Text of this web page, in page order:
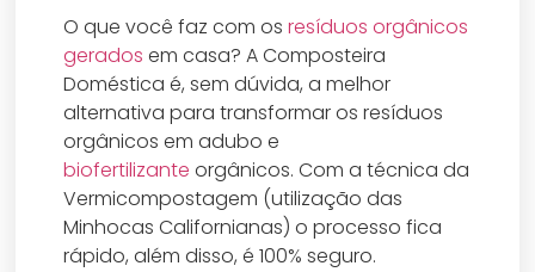
O que você faz com osresíduos orgânicos
geradosem casa? A Composteira
Doméstica é, sem dúvida, a melhor
alternativa para transformar os resíduos
orgânicos em adubo e
biofertilizante orgânicos. Com a técnica da
Vermicompostagem (utilização das
Minhocas Californianas) o processo fica
rápido, além disso, é 100% seguro.